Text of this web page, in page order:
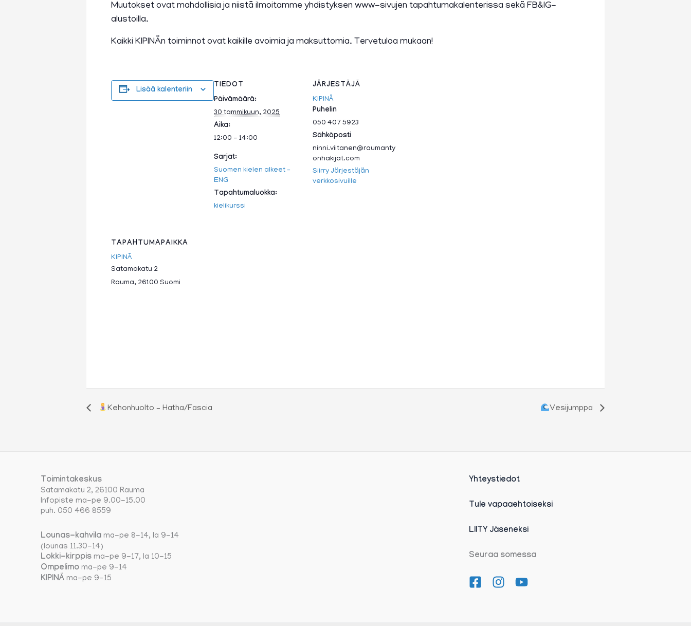
Muutokset ovat mahdollisia ja niistä ilmoitamme yhdistyksen www-sivujen tapahtumakalenterissa sekä FB&IG-
alustoilla.
Kaikki KIPINÄn toiminnot ovat kaikille avoimia ja maksuttomia. Tervetuloa mukaan!
Lisää kalenteriin
TIEDOT
Päivämäärä:
30 tammikuun, 2025
Aika:
12:00 - 14:00
Sarjat:
Suomen kielen alkeet –
ENG
Tapahtumaluokka:
kielikurssi
JÄRJESTÄJÄ
KIPINÄ
Puhelin
050 407 5923
Sähköposti
ninni.viitanen@raumanty
onhakijat.com
Siirry Järjestäjän
verkkosivuille
TAPAHTUMAPAIKKA
KIPINÄ
Satamakatu 2
Rauma, 26100 Suomi
Kehonhuolto – Hatha/Fascia Vesijumppa
Toimintakeskus
Satamakatu 2, 26100 Rauma
Infopiste ma-pe 9.00-15.00
puh. 050 466 8559
Lounas-kahvilama-pe 8-14, la 9-14
(lounas 11.30-14)
Lokki-kirppisma-pe 9-17, la 10-15
Ompelimoma-pe 9-14
KIPINÄma-pe 9-15
Yhteystiedot
Tule vapaaehtoiseksi
LIITY Jäseneksi
Seuraa somessa